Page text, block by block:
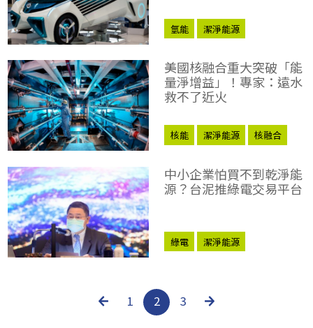
氫能
潔淨能源
美國核融合重大突破「能
量淨增益」！專家：遠水
救不了近火
核能 潔淨能源 核融合
中小企業怕買不到乾淨能
源？台泥推綠電交易平台
綠電 潔淨能源
1 2 3